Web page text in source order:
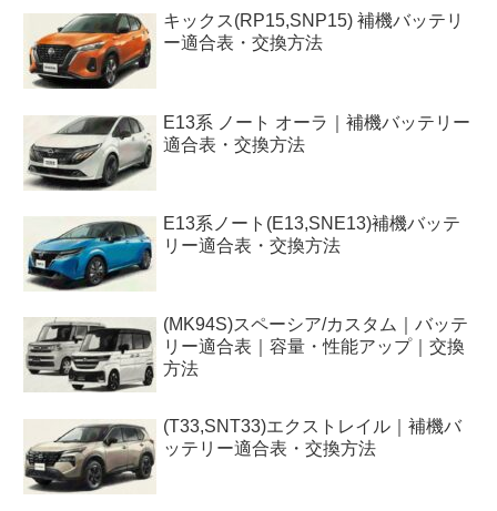
キックス(RP15,SNP15) 補機バッテリ
ー適合表・交換方法
E13系 ノート オーラ｜補機バッテリー
適合表・交換方法
E13系ノート(E13,SNE13)補機バッテ
リー適合表・交換方法
(MK94S)スペーシア/カスタム｜バッテ
リー適合表｜容量・性能アップ｜交換
方法
(T33,SNT33)エクストレイル｜補機バ
ッテリー適合表・交換方法